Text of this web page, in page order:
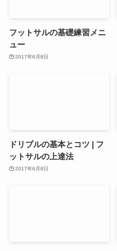
フットサルの基礎練習メニ
ュー
2017年6月8日
ドリブルの基本とコツ | フ
ットサルの上達法
2017年6月8日